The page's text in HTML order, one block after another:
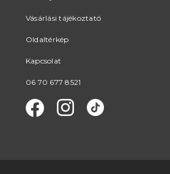
Vásárlási tájékoztató
Oldaltérkép
Kapcsolat
06 70 677 8521